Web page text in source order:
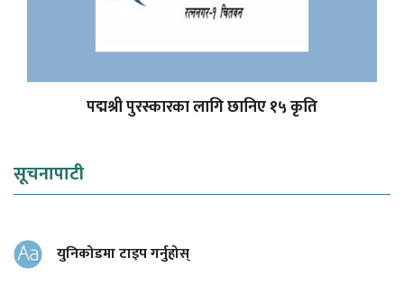
पद्मश्री पुरस्कारका लागि छानिए १५ कृति
सूचनापाटी
युनिकोडमा टाइप गर्नुहोस्